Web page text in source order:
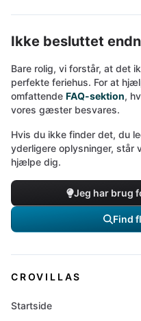
Ikke besluttet
Bare rolig, vi forstår, at det
perfekte feriehus. For at
omfattende FAQ-sektion,
vores gæster besvares.
Hvis du ikke finder det, du
yderligere oplysninger, står
hjælpe dig.
Jeg har brug
Find
CROVILLAS
Startside